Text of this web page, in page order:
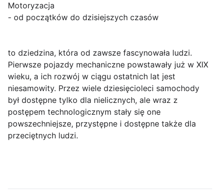
Motoryzacja
- od początków do dzisiejszych czasów
to dziedzina, która od zawsze fascynowała ludzi.
Pierwsze pojazdy mechaniczne powstawały już w XIX
wieku, a ich rozwój w ciągu ostatnich lat jest
niesamowity. Przez wiele dziesięcioleci samochody
był dostępne tylko dla nielicznych, ale wraz z
postępem technologicznym stały się one
powszechniejsze, przystępne i dostępne także dla
przeciętnych ludzi.